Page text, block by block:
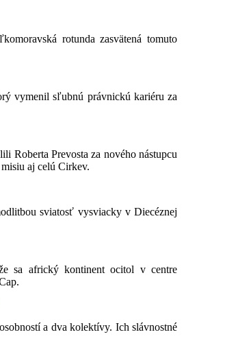
rotunda zasvätená tomuto
vymenil sľubnú právnickú kariéru za
Roberta Prevosta za nového nástupcu
aj celú Cirkev.
sviatosť vysviacky v Diecéznej
sa africký kontinent ocitol v centre
a dva kolektívy. Ich slávnostné